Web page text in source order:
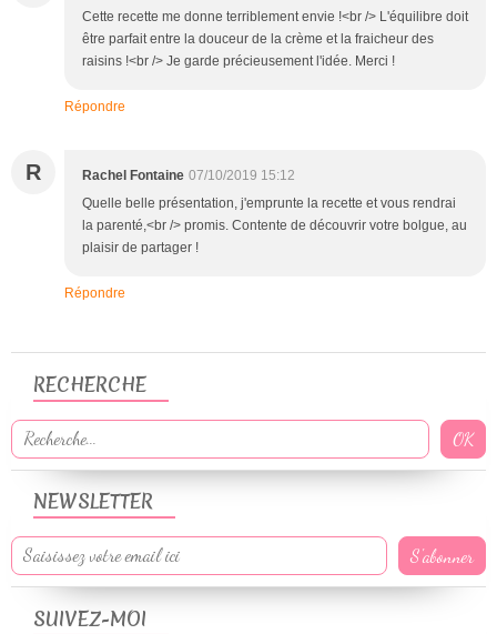
Cette recette me donne terriblement envie !<br /> L'équilibre doit
être parfait entre la douceur de la crème et la fraicheur des
raisins !<br /> Je garde précieusement l'idée. Merci !
Répondre
R Rachel Fontaine 07/10/2019 15:12
Quelle belle présentation, j'emprunte la recette et vous rendrai
la parenté,<br /> promis. Contente de découvrir votre bolgue, au
plaisir de partager !
Répondre
NEWSLETTER
SUIVEZ-MOI
RECHERCHE